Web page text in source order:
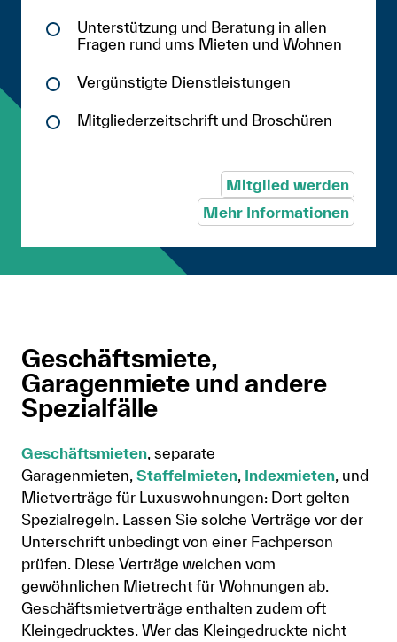
Unterstützung und Beratung in allen
Fragen rund ums Mieten und Wohnen
Vergünstigte Dienstleistungen
Mitgliederzeitschrift und Broschüren
Mitglied werden
Mehr Informationen
Geschäftsmiete,
Garagenmiete und andere
Spezialfälle
Geschäftsmieten , separate
Garagenmieten, Staffelmieten Indexmieten , und
Mietverträge für Luxuswohnungen: Dort gelten
Spezialregeln. Lassen Sie solche Verträge vor der
Unterschrift unbedingt von einer Fachperson
prüfen. Diese Verträge weichen vom
gewöhnlichen Mietrecht für Wohnungen ab.
Geschäftsmietverträge enthalten zudem oft
Kleingedrucktes. Wer das Kleingedruckte nicht